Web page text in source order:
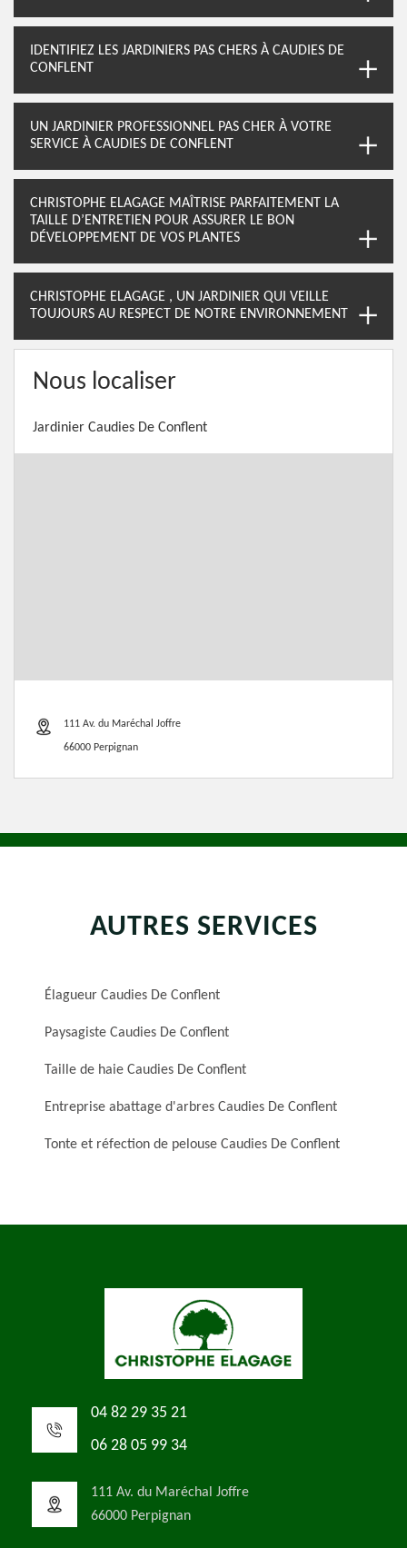
IDENTIFIEZ LES JARDINIERS PAS CHERS À CAUDIES DE
CONFLENT
UN JARDINIER PROFESSIONNEL PAS CHER À VOTRE
SERVICE À CAUDIES DE CONFLENT
CHRISTOPHE ELAGAGE MAÎTRISE PARFAITEMENT LA
TAILLE D’ENTRETIEN POUR ASSURER LE BON
DÉVELOPPEMENT DE VOS PLANTES
CHRISTOPHE ELAGAGE , UN JARDINIER QUI VEILLE
TOUJOURS AU RESPECT DE NOTRE ENVIRONNEMENT
Nous localiser
Jardinier Caudies De Conflent
111 Av. du Maréchal Joffre
66000 Perpignan
AUTRES SERVICES
Élagueur Caudies De Conflent
Paysagiste Caudies De Conflent
Taille de haie Caudies De Conflent
Entreprise abattage d'arbres Caudies De Conflent
Tonte et réfection de pelouse Caudies De Conflent
04 82 29 35 21
06 28 05 99 34
111 Av. du Maréchal Joffre
66000 Perpignan